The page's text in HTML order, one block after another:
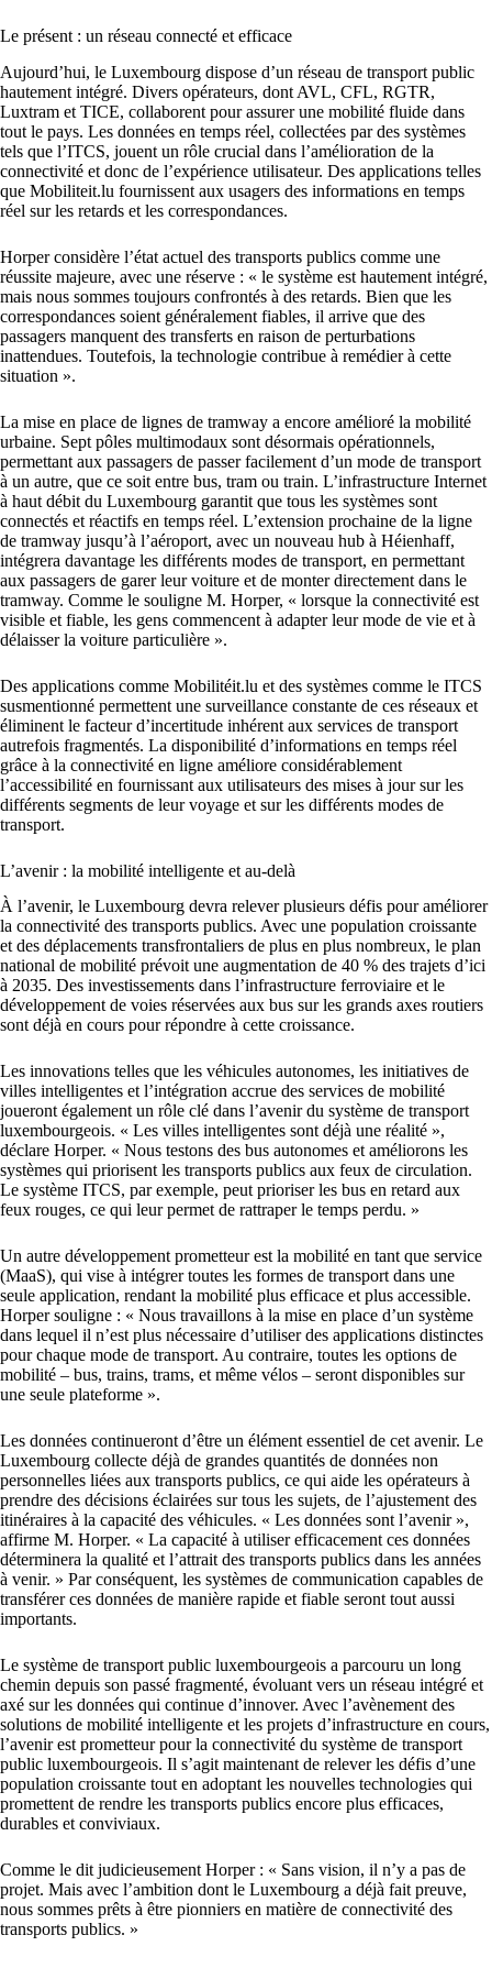
Le présent : un réseau connecté et efficace
Aujourd’hui, le Luxembourg dispose d’un réseau de transport public
hautement intégré. Divers opérateurs, dont AVL, CFL, RGTR,
Luxtram et TICE, collaborent pour assurer une mobilité fluide dans
tout le pays. Les données en temps réel, collectées par des systèmes
tels que l’ITCS, jouent un rôle crucial dans l’amélioration de la
connectivité et donc de l’expérience utilisateur. Des applications telles
que Mobiliteit.lu fournissent aux usagers des informations en temps
réel sur les retards et les correspondances.
Horper considère l’état actuel des transports publics comme une
réussite majeure, avec une réserve : « le système est hautement intégré,
mais nous sommes toujours confrontés à des retards. Bien que les
correspondances soient généralement fiables, il arrive que des
passagers manquent des transferts en raison de perturbations
inattendues. Toutefois, la technologie contribue à remédier à cette
situation ».
La mise en place de lignes de tramway a encore amélioré la mobilité
urbaine. Sept pôles multimodaux sont désormais opérationnels,
permettant aux passagers de passer facilement d’un mode de transport
à un autre, que ce soit entre bus, tram ou train. L’infrastructure Internet
à haut débit du Luxembourg garantit que tous les systèmes sont
connectés et réactifs en temps réel. L’extension prochaine de la ligne
de tramway jusqu’à l’aéroport, avec un nouveau hub à Héienhaff,
intégrera davantage les différents modes de transport, en permettant
aux passagers de garer leur voiture et de monter directement dans le
tramway. Comme le souligne M. Horper, « lorsque la connectivité est
visible et fiable, les gens commencent à adapter leur mode de vie et à
délaisser la voiture particulière ».
Des applications comme Mobilitéit.lu et des systèmes comme le ITCS
susmentionné permettent une surveillance constante de ces réseaux et
éliminent le facteur d’incertitude inhérent aux services de transport
autrefois fragmentés. La disponibilité d’informations en temps réel
grâce à la connectivité en ligne améliore considérablement
l’accessibilité en fournissant aux utilisateurs des mises à jour sur les
différents segments de leur voyage et sur les différents modes de
transport.
L’avenir : la mobilité intelligente et au-delà
À l’avenir, le Luxembourg devra relever plusieurs défis pour améliorer
la connectivité des transports publics. Avec une population croissante
et des déplacements transfrontaliers de plus en plus nombreux, le plan
national de mobilité prévoit une augmentation de 40 % des trajets d’ici
à 2035. Des investissements dans l’infrastructure ferroviaire et le
développement de voies réservées aux bus sur les grands axes routiers
sont déjà en cours pour répondre à cette croissance.
Les innovations telles que les véhicules autonomes, les initiatives de
villes intelligentes et l’intégration accrue des services de mobilité
joueront également un rôle clé dans l’avenir du système de transport
luxembourgeois. « Les villes intelligentes sont déjà une réalité »,
déclare Horper. « Nous testons des bus autonomes et améliorons les
systèmes qui priorisent les transports publics aux feux de circulation.
Le système ITCS, par exemple, peut prioriser les bus en retard aux
feux rouges, ce qui leur permet de rattraper le temps perdu. »
Un autre développement prometteur est la mobilité en tant que service
(MaaS), qui vise à intégrer toutes les formes de transport dans une
seule application, rendant la mobilité plus efficace et plus accessible.
Horper souligne : « Nous travaillons à la mise en place d’un système
dans lequel il n’est plus nécessaire d’utiliser des applications distinctes
pour chaque mode de transport. Au contraire, toutes les options de
mobilité – bus, trains, trams, et même vélos – seront disponibles sur
une seule plateforme ».
Les données continueront d’être un élément essentiel de cet avenir. Le
Luxembourg collecte déjà de grandes quantités de données non
personnelles liées aux transports publics, ce qui aide les opérateurs à
prendre des décisions éclairées sur tous les sujets, de l’ajustement des
itinéraires à la capacité des véhicules. « Les données sont l’avenir »,
affirme M. Horper. « La capacité à utiliser efficacement ces données
déterminera la qualité et l’attrait des transports publics dans les années
à venir. » Par conséquent, les systèmes de communication capables de
transférer ces données de manière rapide et fiable seront tout aussi
importants.
Le système de transport public luxembourgeois a parcouru un long
chemin depuis son passé fragmenté, évoluant vers un réseau intégré et
axé sur les données qui continue d’innover. Avec l’avènement des
solutions de mobilité intelligente et les projets d’infrastructure en cours,
l’avenir est prometteur pour la connectivité du système de transport
public luxembourgeois. Il s’agit maintenant de relever les défis d’une
population croissante tout en adoptant les nouvelles technologies qui
promettent de rendre les transports publics encore plus efficaces,
durables et conviviaux.
Comme le dit judicieusement Horper : « Sans vision, il n’y a pas de
projet. Mais avec l’ambition dont le Luxembourg a déjà fait preuve,
nous sommes prêts à être pionniers en matière de connectivité des
transports publics. »